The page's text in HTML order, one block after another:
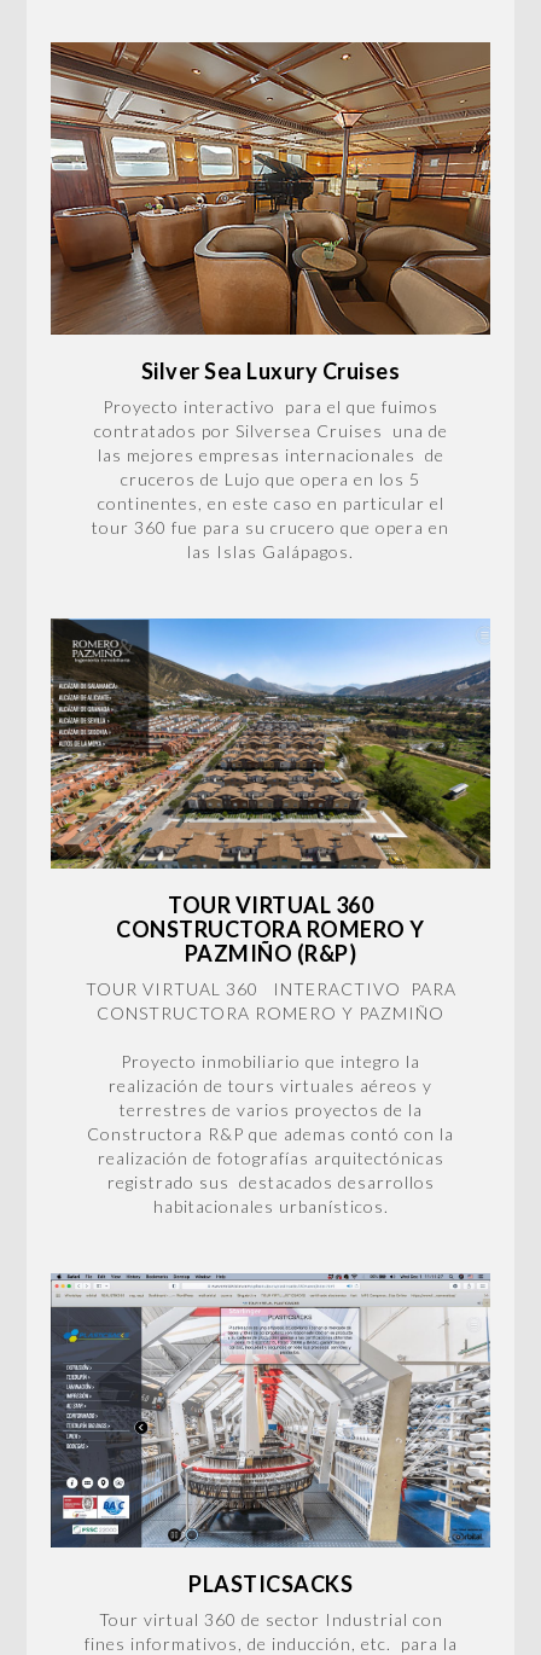
Silver Sea Luxury Cruises
Proyecto interactivo para el que fuimos
contratados por Silversea Cruises una de
las mejores empresas internacionales de
cruceros de Lujo que opera en los 5
continentes, en este caso en particular el
tour 360 fue para su crucero que opera en
las Islas Galápagos.
TOUR VIRTUAL 360
CONSTRUCTORA ROMERO Y
PAZMIÑO (R&P)
TOUR VIRTUAL 360 INTERACTIVO PARA
CONSTRUCTORA ROMERO Y PAZMIÑO
Proyecto inmobiliario que integro la
realización de tours virtuales aéreos y
terrestres de varios proyectos de la
Constructora R&P que ademas contó con la
realización de fotografías arquitectónicas
registrado sus destacados desarrollos
habitacionales urbanísticos.
PLASTICSACKS
Tour virtual 360 de sector Industrial con
fines informativos, de inducción, etc. para la